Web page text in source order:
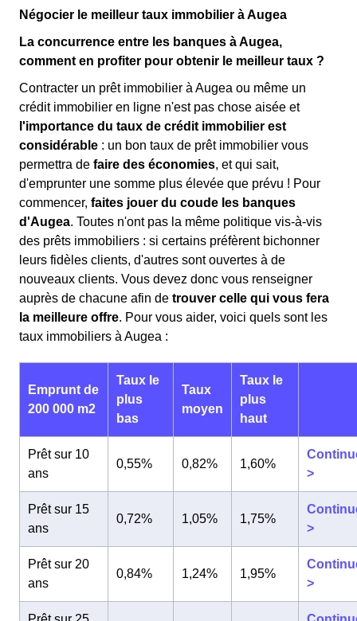
Négocier le meilleur taux immobilier à Augea
La concurrence entre les banques à Augea,
comment en profiter pour obtenir le meilleur taux ?
Contracter un prêt immobilier à Augea ou même un
crédit immobilier en ligne n'est pas chose aisée et
l'importance du taux de crédit immobilier est
considérable : un bon taux de prêt immobilier vous
permettra de faire des économies, et qui sait,
d'emprunter une somme plus élevée que prévu ! Pour
commencer, faites jouer du coude les banques
d'Augea. Toutes n'ont pas la même politique vis-à-vis
des prêts immobiliers : si certains préfèrent bichonner
leurs fidèles clients, d'autres sont ouvertes à de
nouveaux clients. Vous devez donc vous renseigner
auprès de chacune afin de trouver celle qui vous fera
la meilleure offre. Pour vous aider, voici quels sont les
taux immobiliers à Augea :
Emprunt de
200 000 m2
Taux le
plus
bas
Taux
moyen
Taux le
plus
haut
Prêt sur 10
ans
0,55% 0,82% 1,60%
>
Prêt sur 15
ans
0,72% 1,05% 1,75%
>
Prêt sur 20
ans
0,84% 1,24% 1,95%
>